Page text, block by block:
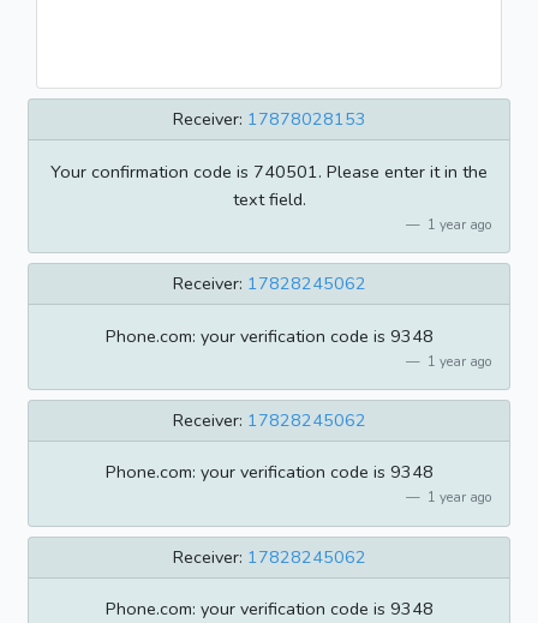
Receiver: 17878028153
Your confirmation code is 740501. Please enter it in the
text field.
1 year ago
Receiver: 17828245062
Phone.com: your verification code is 9348
1 year ago
Receiver: 17828245062
Phone.com: your verification code is 9348
1 year ago
Receiver: 17828245062
Phone.com: your verification code is 9348